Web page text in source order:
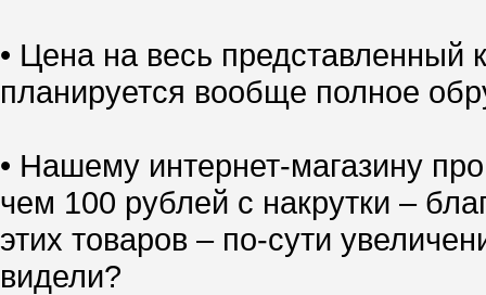
• Цена на весь
планируется вообще полное
• Нашему интернет-магазину
чем 100 рублей с накрутки –
этих товаров – по-сути
видели?